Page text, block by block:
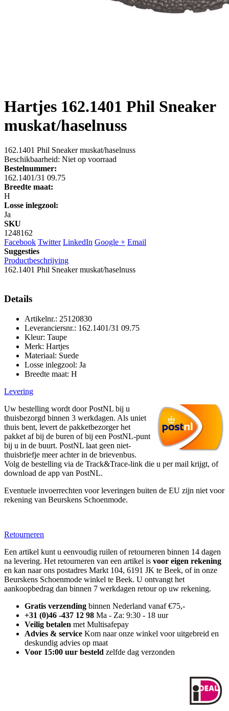
Hartjes 162.1401 Phil Sneaker
muskat/haselnuss
162.1401 Phil Sneaker muskat/haselnuss
Beschikbaarheid: Niet op voorraad
Bestelnummer:
162.1401/31 09.75
Breedte maat:
H
Losse inlegzool:
Ja
SKU
1248162
Facebook Twitter LinkedIn Google + Email
Suggesties
Productbeschrijving
162.1401 Phil Sneaker muskat/haselnuss
Details
Artikelnr.: 25120830
Leveranciersnr.: 162.1401/31 09.75
Kleur: Taupe
Merk: Hartjes
Materiaal: Suede
Losse inlegzool: Ja
Breedte maat: H
Levering
Uw bestelling wordt door PostNL bij u
thuisbezorgd binnen 3 werkdagen. Als uniet
thuis bent, levert de pakketbezorger het
pakket af bij de buren of bij een PostNL-punt
bij u in de buurt. PostNL laat geen niet-
thuisbriefje meer achter in de brievenbus.
Volg de bestelling via de Track&Trace-link die u per mail krijgt, of
download de app van PostNL.
Eventuele invoerrechten voor leveringen buiten de EU zijn niet voor
rekening van Beurskens Schoenmode.
Retourneren
Een artikel kunt u eenvoudig ruilen of retourneren binnen 14 dagen
na levering. Het retourneren van een artikel is voor eigen rekening
en kan naar ons postadres Markt 104, 6191 JK te Beek, of in onze
Beurskens Schoenmode winkel te Beek. U ontvangt het
aankoopbedrag dan binnen 7 werkdagen retour op uw rekening.
Gratis verzending binnen Nederland vanaf €75,-
+31 (0)46 -437 12 98 Ma - Za: 9:30 - 18 uur
Veilig betalen met Multisafepay
Advies & service Kom naar onze winkel voor uitgebreid en
deskundig advies op maat
Voor 15:00 uur besteld zelfde dag verzonden